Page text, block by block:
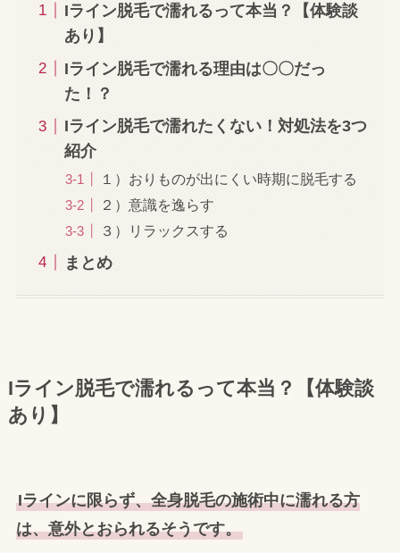
Iライン脱毛で濡れるって本当？【体験談
あり】
Iライン脱毛で濡れる理由は〇〇だっ
た！？
Iライン脱毛で濡れたくない！対処法を3つ
紹介
１）おりものが出にくい時期に脱毛する
２）意識を逸らす
３）リラックスする
まとめ
Iライン脱毛で濡れるって本当？【体験談
あり】
Iラインに限らず、全身脱毛の施術中に濡れる方
は、意外とおられるそうです。